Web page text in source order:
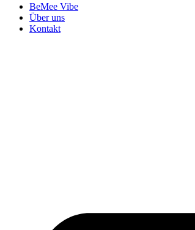
BeMee Vibe
Über uns
Kontakt